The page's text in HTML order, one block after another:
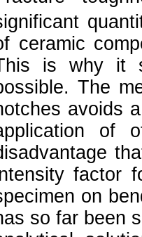
ceramic
is why it
The
avoids
of
factor
on
so far been